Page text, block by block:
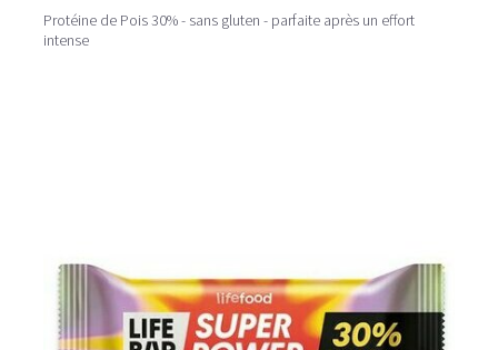
Protéine de Pois 30% - sans gluten - parfaite après un effort
intense